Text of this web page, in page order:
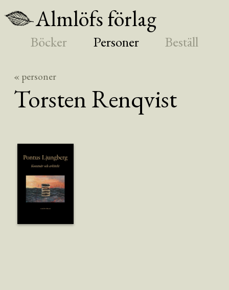
Almlöfs förlag
Böcker Personer Beställ
« personer
TorstenRenqvist